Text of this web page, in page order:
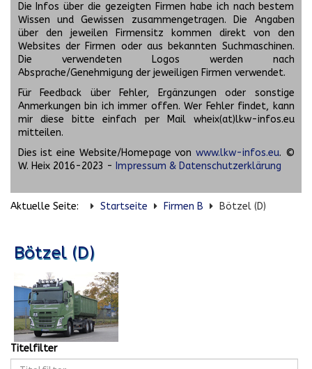
Die Infos über die gezeigten Firmen habe ich nach bestem
Wissen und Gewissen zusammengetragen. Die Angaben
über den jeweilen Firmensitz kommen direkt von den
Websites der Firmen oder aus bekannten Suchmaschinen.
Die verwendeten Logos werden nach
Absprache/Genehmigung der jeweiligen Firmen verwendet.
Für Feedback über Fehler, Ergänzungen oder sonstige
Anmerkungen bin ich immer offen. Wer Fehler findet, kann
mir diese bitte einfach per Mail wheix(at)lkw-infos.eu
mitteilen.
Dies ist eine Website/Homepage von www.lkw-infos.eu. ©
W. Heix 2016-2023 - Impressum & Datenschutzerklärung
Aktuelle Seite: Startseite Firmen B Bötzel (D)
Bötzel (D)
Titelfilter